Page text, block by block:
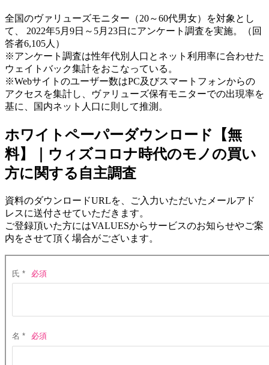
全国のヴァリューズモニター（20～60代男女）を対象とし
て、 2022年5月9日～5月23日にアンケート調査を実施。（回
答者6,105人）
※アンケート調査は性年代別人口とネット利用率に合わせた
ウェイトバック集計をおこなっている。
※Webサイトのユーザー数はPC及びスマートフォンからの
アクセスを集計し、ヴァリューズ保有モニターでの出現率を
基に、国内ネット人口に則して推測。
ホワイトペーパーダウンロード【無
料】｜ウィズコロナ時代のモノの買い
方に関する自主調査
資料のダウンロードURLを、ご入力いただいたメールアド
レスに送付させていただきます。
ご登録頂いた方にはVALUESからサービスのお知らせやご案
内をさせて頂く場合がございます。